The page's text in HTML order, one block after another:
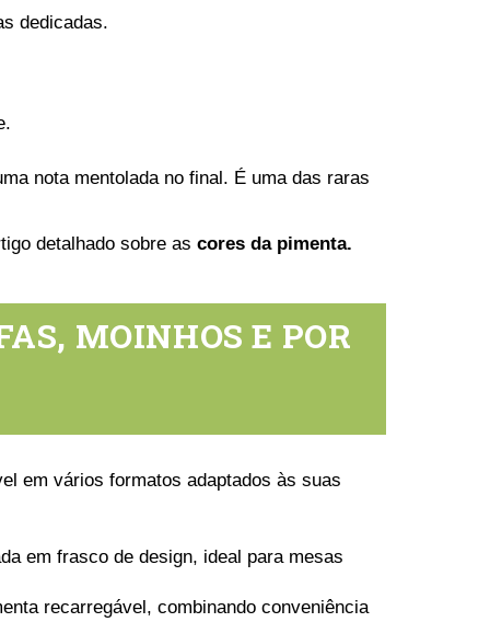
dedicadas.
nota mentolada no final. É uma das raras
detalhado sobre as cores da pimenta.
MOINHOS E POR
em vários formatos adaptados às suas
em frasco de design, ideal para mesas
recarregável, combinando conveniência